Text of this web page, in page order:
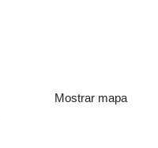
Mostrar mapa